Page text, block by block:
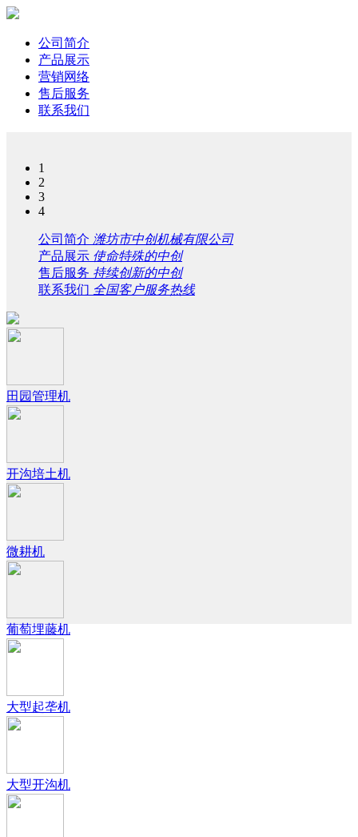
公司简介
产品展示
营销网络
售后服务
联系我们
1
2
3
4
公司简介 潍坊市中创机械有限公司
产品展示 使命特殊的中创
售后服务 持续创新的中创
联系我们 全国客户服务热线
田园管理机
开沟培土机
微耕机
葡萄埋藤机
大型起垄机
大型开沟机